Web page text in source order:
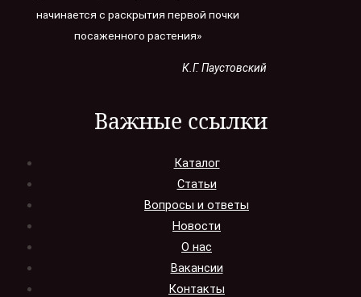
начинается с раскрытия первой почки
посаженного растения»
К.Г. Паустовский
Важные ссылки
Каталог
Статьи
Вопросы и ответы
Новости
О нас
Вакансии
Контакты